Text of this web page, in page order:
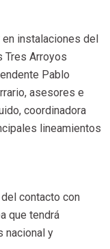
instalaciones del
Tres Arroyos
Pablo
asesores e
coordinadora
lineamientos
contacto con
que tendrá
nacional y